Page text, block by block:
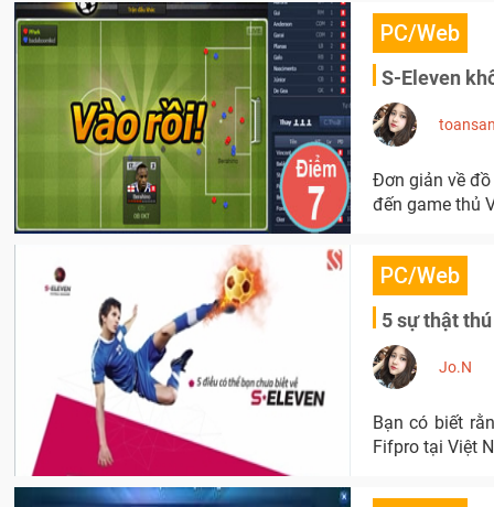
PC/Web
S-Eleven
Đơn giản về
đến game thủ
PC/Web
5 sự thật
Jo.N
Bạn có biết
Fifpro tại Việt